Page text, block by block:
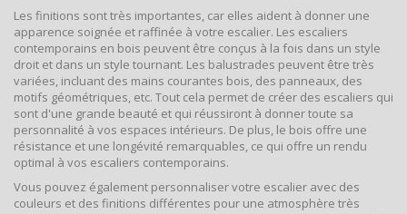
Les finitions sont très importantes, car elles aident à donner une
apparence soignée et raffinée à votre escalier. Les escaliers
contemporains en bois peuvent être conçus à la fois dans un style
droit et dans un style tournant. Les balustrades peuvent être très
variées, incluant des mains courantes bois, des panneaux, des
motifs géométriques, etc. Tout cela permet de créer des escaliers qui
sont d'une grande beauté et qui réussiront à donner toute sa
personnalité à vos espaces intérieurs. De plus, le bois offre une
résistance et une longévité remarquables, ce qui offre un rendu
optimal à vos escaliers contemporains.
Vous pouvez également personnaliser votre escalier avec des
couleurs et des finitions différentes pour une atmosphère très